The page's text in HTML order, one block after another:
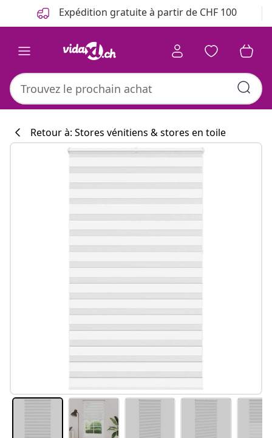
Précédent Expédition gratuite à partir de CHF 100
Retour à: Stores vénitiens & stores en toile